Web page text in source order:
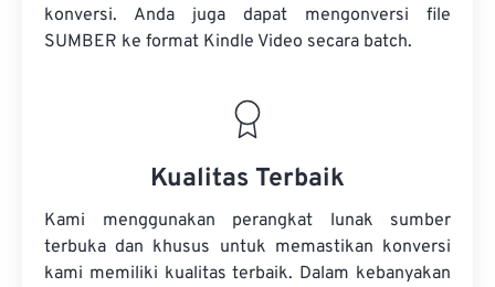
konversi. Anda juga dapat mengonversi file
SUMBER ke format Kindle Video secara batch.
Kualitas Terbaik
Kami menggunakan perangkat lunak sumber
terbuka dan khusus untuk memastikan konversi
kami memiliki kualitas terbaik. Dalam kebanyakan